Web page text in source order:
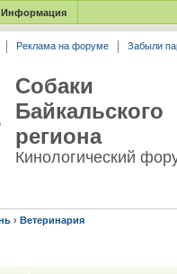
Информация
Реклама на форуме Забыли
Собаки
Байкальского
региона
Кинологический
› Ветеринария